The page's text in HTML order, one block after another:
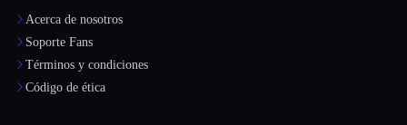
Acerca de nosotros
Soporte Fans
Términos y condiciones
Código de ética